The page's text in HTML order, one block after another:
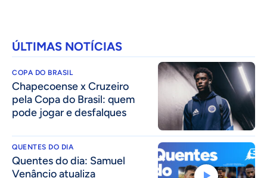
ÚLTIMAS NOTÍCIAS
COPA DO BRASIL
Chapecoense x Cruzeiro
pela Copa do Brasil: quem
pode jogar e desfalques
QUENTES DO DIA
Quentes do dia: Samuel
Venâncio atualiza